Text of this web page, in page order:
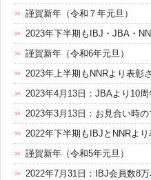
謹賀新年（令和７年元旦）
2023年下半期もIBJ・JBA・
謹賀新年（令和6年元旦）
2023年上半期もNNRより表彰
2023年4月13日：JBAより10
2023年3月13日：お見合い時
2022年下半期もIBJとNNRよ
謹賀新年（令和5年元旦）
2022年7月31日：IBJ会員数8